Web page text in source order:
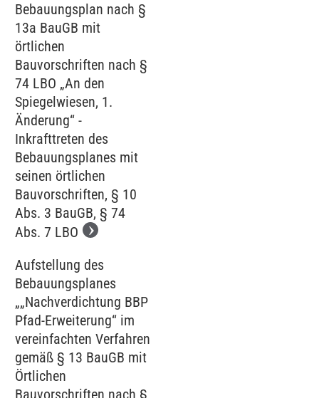
Bebauungsplan nach §
13a BauGB mit
örtlichen
Bauvorschriften nach §
74 LBO „An den
Spiegelwiesen, 1.
Änderung“ -
Inkrafttreten des
Bebauungsplanes mit
seinen örtlichen
Bauvorschriften, § 10
Abs. 3 BauGB, § 74
Abs. 7 LBO
Aufstellung des
Bebauungsplanes
„„Nachverdichtung BBP
Pfad-Erweiterung“ im
vereinfachten Verfahren
gemäß § 13 BauGB mit
Örtlichen